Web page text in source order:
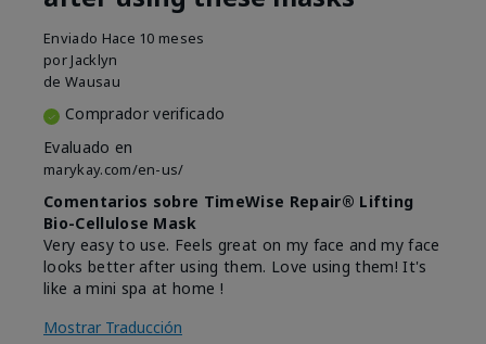
Enviado Hace 10 meses
por Jacklyn
de Wausau
Comprador verificado
Evaluado en
marykay.com/en-us/
Comentarios sobre TimeWise Repair® Lifting
Bio-Cellulose Mask
Very easy to use. Feels great on my face and my face
looks better after using them. Love using them! It's
like a mini spa at home !
Mostrar Traducción